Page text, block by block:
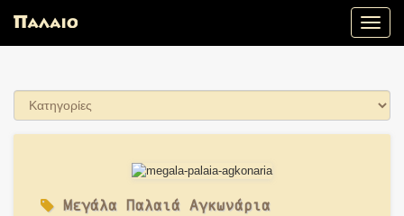
Toggle
Μεγάλα Παλαιά Αγκωνάρια